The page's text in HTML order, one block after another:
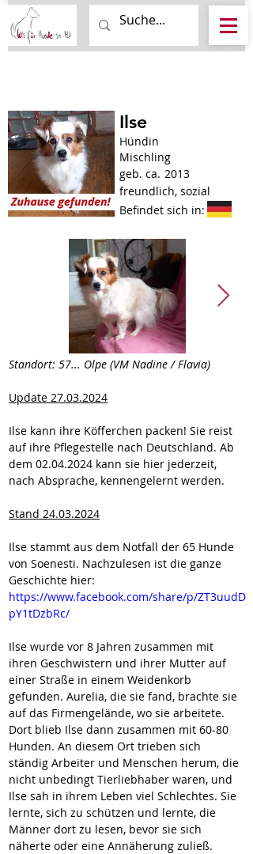
Ilse
Hündin
Mischling
geb. ca. 2013
freundlich, sozial
Befindet sich in:
Standort: 57... Olpe (VM Nadine / Flavia)
Update 27.03.2024
Ilse kann ihre Köfferchen packen! Sie reist
auf ihre Pflegestelle nach Deutschland. Ab
dem 02.04.2024 kann sie hier jederzeit,
nach Absprache, kennengelernt werden.
Stand 24.03.2024
Ilse stammt aus dem Notfall der 65 Hunde
von Soenesti. Nachzulesen ist die ganze
Geschichte hier:
https://www.facebook.com/share/p/ZT3uudD
pY1tDzbRc/
Ilse wurde vor 8 Jahren zusammen mit
ihren Geschwistern und ihrer Mutter auf
einer Straße in einem Weidenkorb
gefunden. Aurelia, die sie fand, brachte sie
auf das Firmengelände, wo sie arbeitete.
Dort blieb Ilse dann zusammen mit 60-80
Hunden. An diesem Ort trieben sich
ständig Arbeiter und Menschen herum, die
nicht unbedingt Tierliebhaber waren, und
Ilse sah in ihrem Leben viel Schlechtes. Sie
lernte, sich zu schützen und lernte, die
Männer dort zu lesen, bevor sie sich
näherte oder eine Annäherung zuließ.